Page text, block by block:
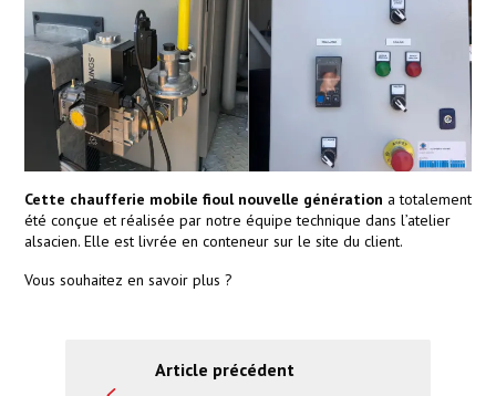
Cette chaufferie mobile fioul nouvelle génération a totalement
été conçue et réalisée par notre équipe technique dans l’atelier
alsacien. Elle est livrée en conteneur sur le site du client.
Vous souhaitez en savoir plus ?
Article précédent